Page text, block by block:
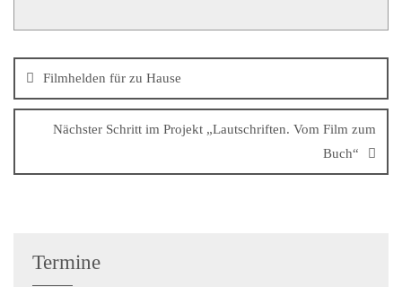
Filmhelden für zu Hause
Nächster Schritt im Projekt „Lautschriften. Vom Film zum
Buch“
Termine